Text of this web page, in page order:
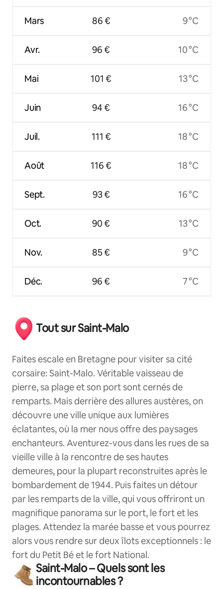
Mars
Avr.
Mai
Juin
Juil.
Août
Sept.
Oct.
Nov.
Déc.
86 €
96 €
101 €
94 €
111 €
116 €
93 €
90 €
85 €
96 €
9 °C
10 °C
13 °C
16 °C
18 °C
18 °C
16 °C
13 °C
9 °C
7 °C
Tout sur Saint-Malo
Faites escale en Bretagne pour visiter sa cité
corsaire: Saint-Malo. Véritable vaisseau de
pierre, sa plage et son port sont cernés de
remparts. Mais derrière des allures austères, on
découvre une ville unique aux lumières
éclatantes, où la mer nous offre des paysages
enchanteurs. Aventurez-vous dans les rues de sa
vieille ville à la rencontre de ses hautes
demeures, pour la plupart reconstruites après le
bombardement de 1944. Puis faites un détour
par les remparts de la ville, qui vous offriront un
magnifique panorama sur le port, le fort et les
plages. Attendez la marée basse et vous pourrez
alors vous rendre sur deux îlots exceptionnels : le
fort du Petit Bé et le fort National.
Saint-Malo – Quels sont les
incontournables ?